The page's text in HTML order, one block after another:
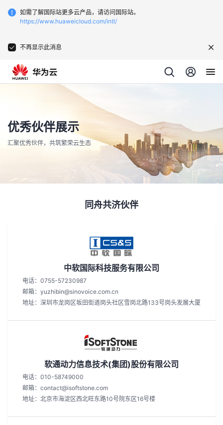
如需了解国际站更多云产品，请访问国际站。
https://www.huaweicloud.com/intl/
不再显示此消息
优秀伙伴展示
汇聚优秀伙伴，共筑繁荣云生态
同舟共济伙伴
中软国际科技服务有限公司
电话：0755-57230987
邮箱：yuzhibin@sinovoice.com.cn
地址：深圳市龙岗区坂田街道岗头社区雪岗北路133号岗头发展大厦
软通动力信息技术(集团)股份有限公司
电话：010-58749000
邮箱：contact@isoftstone.com
地址：北京市海淀区西北旺东路10号院东区16号楼